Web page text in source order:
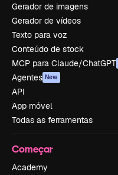
Gerador de imagens
Gerador de vídeos
Texto para voz
Conteúdo de stock
MCP para Claude/ChatGPT
Agentes New
API
App móvel
Todas as ferramentas
Começar
Academy